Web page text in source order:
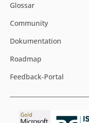
Glossar
Community
Dokumentation
Roadmap
Feedback-Portal